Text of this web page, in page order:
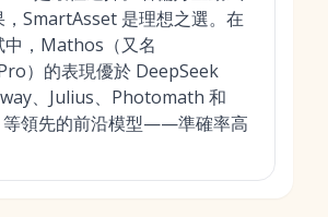
，SmartAsset 是理想之選。在
中，Mathos（又名
）的表現優於 DeepSeek
、Julius、Photomath 和
領先的前沿模型——準確率高